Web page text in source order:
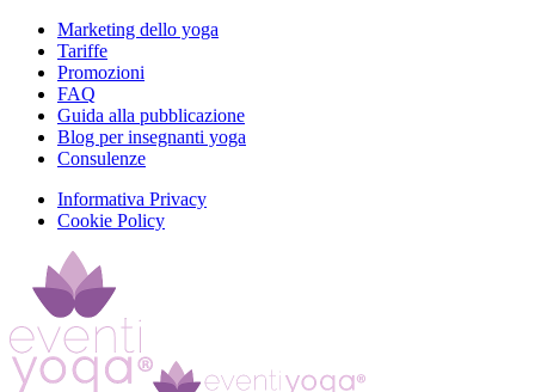
Marketing dello yoga
Tariffe
Promozioni
FAQ
Guida alla pubblicazione
Blog per insegnanti yoga
Consulenze
Informativa Privacy
Cookie Policy